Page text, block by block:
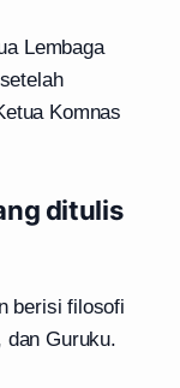
Lembaga
Komnas
ditulis
berisi filosofi
dan Guruku.